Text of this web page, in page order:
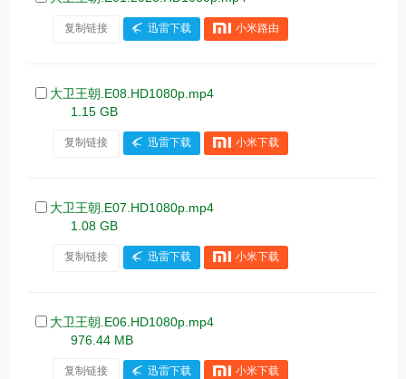
复制链接 迅雷下载 小米路由
大卫王朝.E08.HD1080p.mp4
1.15 GB
复制链接 迅雷下载 小米下载
大卫王朝.E07.HD1080p.mp4
1.08 GB
复制链接 迅雷下载 小米下载
大卫王朝.E06.HD1080p.mp4
976.44 MB
复制链接 迅雷下载 小米下载